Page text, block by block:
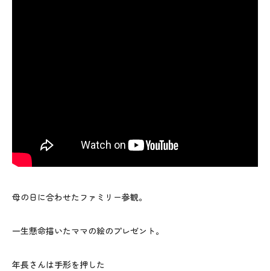
母の日に合わせたファミリー参観。
一生懸命描いたママの絵のプレゼント。
年長さんは手形を押した